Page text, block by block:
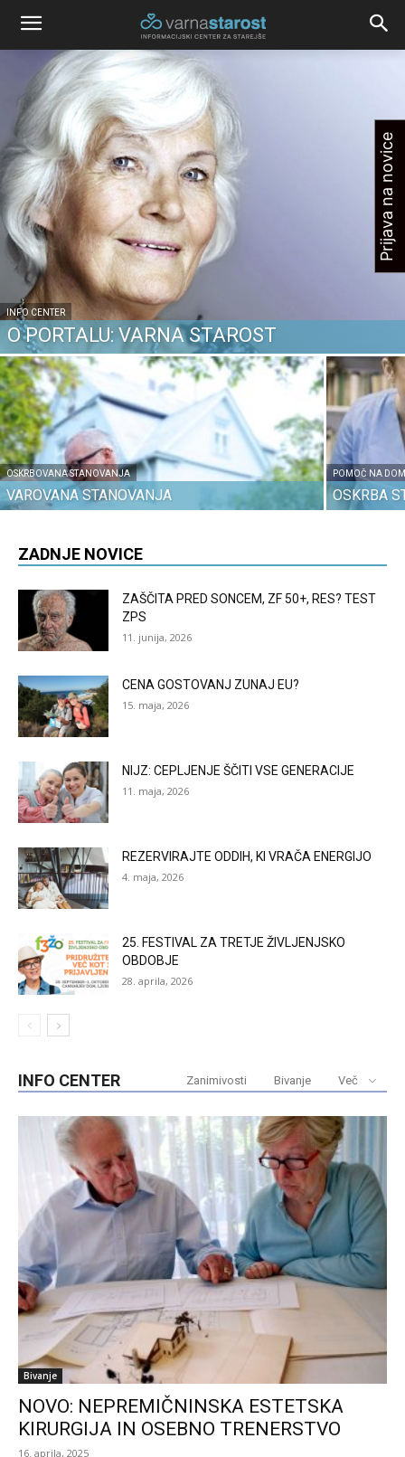
INFO CENTER
O PORTALU: VARNA STAROST
OSKRBOVANA STANOVANJA
VAROVANA STANOVANJA
POMOČ NA
OSKRBA
ZADNJE NOVICE
ZAŠČITA PRED SONCEM, ZF 50+, RES? TEST
ZPS
11. junija, 2026
CENA GOSTOVANJ ZUNAJ EU?
15. maja, 2026
NIJZ: CEPLJENJE ŠČITI VSE GENERACIJE
11. maja, 2026
REZERVIRAJTE ODDIH, KI VRAČA ENERGIJO
4. maja, 2026
25. FESTIVAL ZA TRETJE ŽIVLJENJSKO
OBDOBJE
28. aprila, 2026
INFO CENTER Zanimivosti Bivanje Več
Bivanje
NOVO: NEPREMIČNINSKA ESTETSKA
KIRURGIJA IN OSEBNO TRENERSTVO
16. aprila, 2025
Prijava na novice